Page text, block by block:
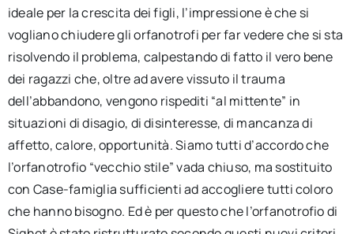
ideale per la crescita dei figli, l’impressione è che si
vogliano chiudere gli orfanotrofi per far vedere che si sta
risolvendo il problema, calpestando di fatto il vero bene
dei ragazzi che, oltre ad avere vissuto il trauma
dell’abbandono, vengono rispediti “al mittente” in
situazioni di disagio, di disinteresse, di mancanza di
affetto, calore, opportunità. Siamo tutti d’accordo che
l’orfanotrofio “vecchio stile” vada chiuso, ma sostituito
con Case-famiglia sufficienti ad accogliere tutti coloro
che hanno bisogno. Ed è per questo che l’orfanotrofio di